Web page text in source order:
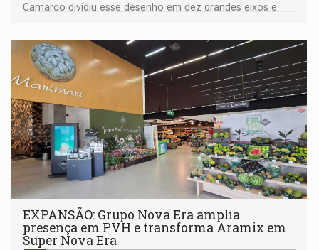
Camargo dividiu esse desenho em dez grandes eixos e
EXPANSÃO: Grupo Nova Era amplia
presença em PVH e transforma Aramix em
Super Nova Era